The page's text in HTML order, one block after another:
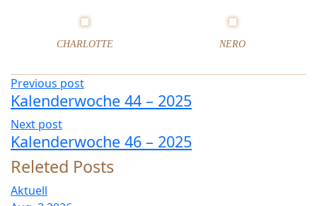
n
d
e
r
w
c
h
e
CHARLOTTE NERO
Previous post
Kalenderwoche 44 – 2025
Next post
Kalenderwoche 46 – 2025
Releted Posts
Aktuell